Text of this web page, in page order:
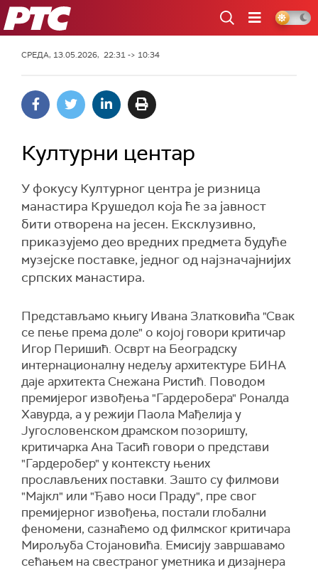
РТС
СРЕДА, 13.05.2026, 22:31 -> 10:34
Културни центар
У фокусу Културног центра је ризница
манастира Крушедол која ће за јавност
бити отворена на јесен. Ексклузивно,
приказујемо део вредних предмета будуће
музејске поставке, једног од најзначајнијих
српских манастира.
Представљамо књигу Ивана Златковића "Свак
се пење према доле" о којој говори критичар
Игор Перишић. Осврт на Београдску
интернационалну недељу архитектуре БИНА
даје архитекта Снежана Ристић. Поводом
премијерог извођења "Гардеробера" Роналда
Хавурда, а у режији Паола Мађелија у
Југословенском драмском позоришту,
критичарка Ана Тасић говори о представи
"Гардеробер" у контексту њених
прослављених поставки. Зашто су филмови
"Мајкл" или "Ђаво носи Праду", пре свог
премијерног извођења, постали глобални
феномени, сазнаћемо од филмског критичара
Мирољуба Стојановића. Емисију завршавамо
сећањем на свестраног уметника и дизајнера